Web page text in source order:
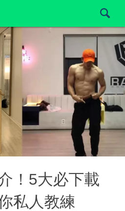
！5大必下載
私人教練